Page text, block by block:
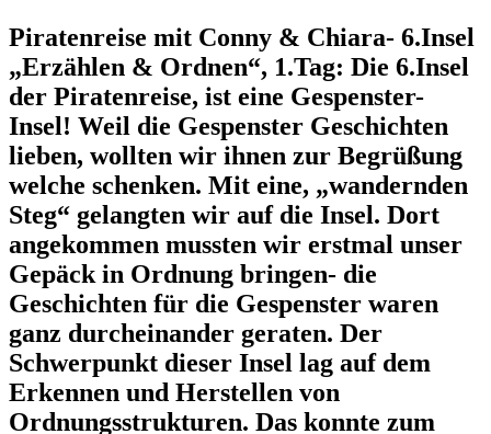
Piratenreise mit Conny & Chiara- 6.Insel
„Erzählen & Ordnen“, 1.Tag: Die 6.Insel
der Piratenreise, ist eine Gespenster-
Insel! Weil die Gespenster Geschichten
lieben, wollten wir ihnen zur Begrüßung
welche schenken. Mit eine, „wandernden
Steg“ gelangten wir auf die Insel. Dort
angekommen mussten wir erstmal unser
Gepäck in Ordnung bringen- die
Geschichten für die Gespenster waren
ganz durcheinander geraten. Der
Schwerpunkt dieser Insel lag auf dem
Erkennen und Herstellen von
Ordnungsstrukturen. Das konnte zum